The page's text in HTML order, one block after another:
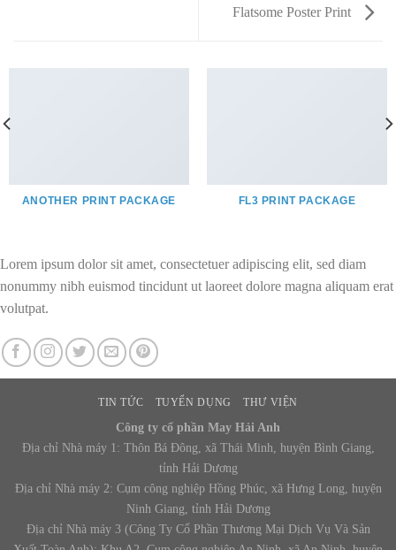
Flatsome Poster Print
ANOTHER PRINT PACKAGE FL3 PRINT PACKAGE
Lorem ipsum dolor sit amet, consectetuer adipiscing elit, sed diam
nonummy nibh euismod tincidunt ut laoreet dolore magna aliquam erat
volutpat.
TIN TỨC TUYỂN DỤNG THƯ VIỆN
Công ty cổ phần May Hải Anh
Địa chỉ Nhà máy 1: Thôn Bá Đông, xã Thái Minh, huyện Bình Giang,
tỉnh Hải Dương
Địa chỉ Nhà máy 2: Cụm công nghiệp Hồng Phúc, xã Hưng Long, huyện
Ninh Giang, tỉnh Hải Dương
Địa chỉ Nhà máy 3 (Công Ty Cổ Phần Thương Mại Dịch Vụ Và Sản